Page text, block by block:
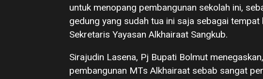
untuk menopang pembangunan sekolah ini,
gedung yang sudah tua ini saja sebagai
Sekretaris Yayasan Alkhairaat Sangkub.
Sirajudin Lasena, Pj Bupati Bolmut
pembangunan MTs Alkhairaat sebab sangat